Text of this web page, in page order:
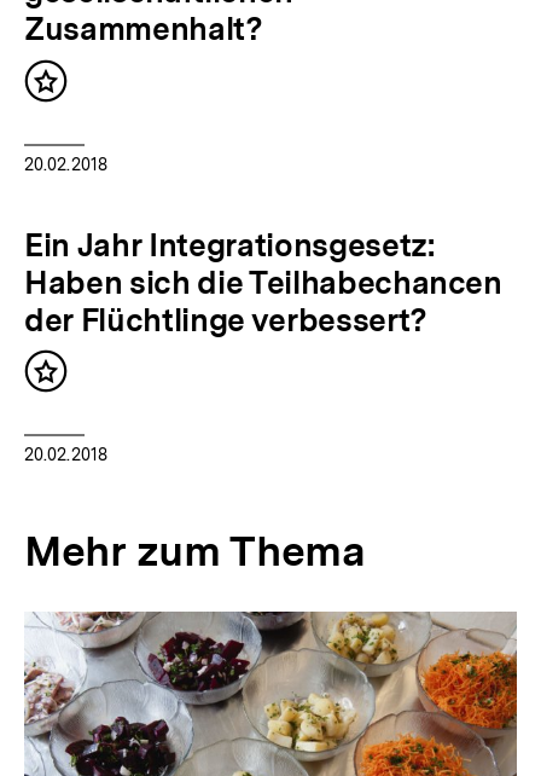
Zusammenhalt?
Inhalt
20.02.2018
Ein Jahr Integrationsgesetz:
Haben sich die Teilhabechancen
der Flüchtlinge verbessert?
Inhalt
20.02.2018
Mehr zum Thema
Inhaltskarussell
überspringen